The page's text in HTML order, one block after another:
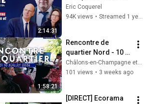
2:14:31
dérapages
budgétaires :
Eric Coquerel
94K views • Streamed 1 year ago
1:58:21
Rencontre de
quartier Nord - 10
juillet - Châlons-en-
Champagne
Châlons-en-Champagne et son Agglo
101 views • 3 weeks ago
[DIRECT] Ecorama